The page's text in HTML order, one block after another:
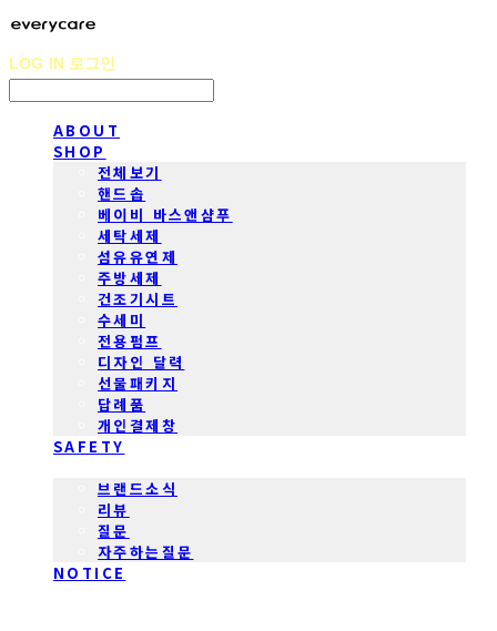
LOG IN 로그인
ABOUT
SHOP
전체보기
핸드솝
베이비 바스앤샴푸
세탁세제
섬유유연제
주방세제
건조기시트
수세미
전용펌프
디자인 달력
선물패키지
답례품
개인결제창
SAFETY
브랜드소식
리뷰
질문
자주하는질문
NOTICE